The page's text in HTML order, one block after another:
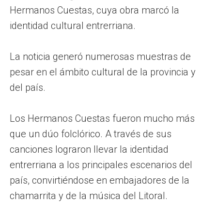
Hermanos Cuestas, cuya obra marcó la
identidad cultural entrerriana.
La noticia generó numerosas muestras de
pesar en el ámbito cultural de la provincia y
del país.
Los Hermanos Cuestas fueron mucho más
que un dúo folclórico. A través de sus
canciones lograron llevar la identidad
entrerriana a los principales escenarios del
país, convirtiéndose en embajadores de la
chamarrita y de la música del Litoral.